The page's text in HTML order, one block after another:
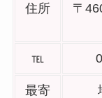
住所
〒
℡
最寄